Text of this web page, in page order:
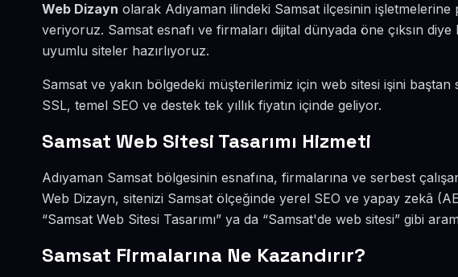
Web Dizayn olarak Adıyaman ilindeki Samsat ilçesinin işletmelerine
veriyoruz. Samsat esnafı ve firmaları dijital dünyada öne çıksın
uyumlu siteler hazırlıyoruz.
Samsat ve yakın bölgedeki müşterilerimiz için web sitesi işini
SSL, temel SEO ve destek tek yıllık fiyatın içinde geliyor.
Samsat Web Sitesi Tasarımı Hizmeti
Adıyaman Samsat bölgesinin esnafına, firmalarına ve serbest
Web Dizayn, sitenizi Samsat ölçeğinde yerel SEO ve yapay zekâ
“Samsat Web Sitesi Tasarımı” ya da “Samsat'de web sitesi” gibi
Samsat Firmalarına Ne Kazandırır?